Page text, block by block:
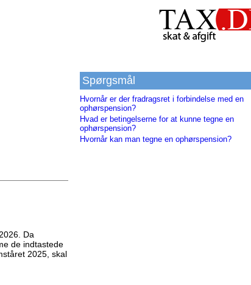
Da
de indtastede
2025, skal
Spørgsmål
Hvornår er der fradragsret i forbindelse med en
ophørspension?
Hvad er betingelserne for at kunne tegne en
ophørspension?
Hvornår kan man tegne en ophørspension?